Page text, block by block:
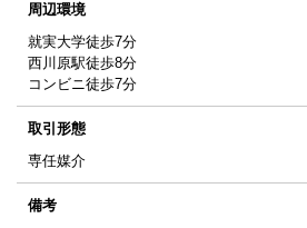
周辺環境
就実大学徒歩7分
西川原駅徒歩8分
コンビニ徒歩7分
取引形態
専任媒介
備考